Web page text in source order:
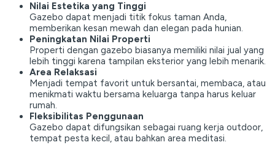
Nilai Estetika yang Tinggi
Gazebo dapat menjadi titik fokus taman Anda,
memberikan kesan mewah dan elegan pada hunian.
Peningkatan Nilai Properti
Properti dengan gazebo biasanya memiliki nilai jual yang
lebih tinggi karena tampilan eksterior yang lebih menarik.
Area Relaksasi
Menjadi tempat favorit untuk bersantai, membaca, atau
menikmati waktu bersama keluarga tanpa harus keluar
rumah.
Fleksibilitas Penggunaan
Gazebo dapat difungsikan sebagai ruang kerja outdoor,
tempat pesta kecil, atau bahkan area meditasi.